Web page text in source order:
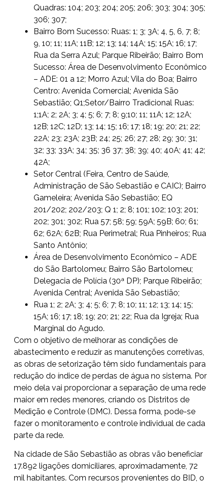
Quadras: 104; 203; 204; 205; 206; 303; 304; 305;
306; 307;
Bairro Bom Sucesso: Ruas: 1; 3; 3A; 4, 5, 6, 7; 8;
9, 10; 11; 11A; 11B; 12; 13; 14; 14A; 15; 15A; 16; 17;
Rua da Serra Azul; Parque Ribeirão; Bairro Bom
Sucesso: Área de Desenvolvimento Econômico
– ADE: 01 a 12; Morro Azul; Vila do Boa; Bairro
Centro: Avenida Comercial; Avenida São
Sebastião; Q1;Setor/Bairro Tradicional Ruas:
1;1A; 2; 2A; 3; 4; 5; 6; 7; 8; 9;10; 11; 11A; 12; 12A;
12B; 12C; 12D; 13; 14; 15; 16; 17; 18; 19; 20; 21; 22;
22A; 23; 23A; 23B; 24; 25; 26; 27; 28; 29; 30; 31;
32; 33; 33A; 34; 35; 36 37; 38; 39; 40; 40A; 41; 42;
42A;
Setor Central (Feira, Centro de Saúde,
Administração de São Sebastião e CAIC); Bairro
Gameleira; Avenida São Sebastião; EQ
201/202; 202/203; Q 1; 2; 8; 101; 102; 103; 201;
202; 301; 302; Rua 57; 58; 59; 59A; 59B; 60; 61;
62; 62A; 62B; Rua Perimetral; Rua Pinheiros; Rua
Santo Antônio;
Área de Desenvolvimento Econômico – ADE
do São Bartolomeu; Bairro São Bartolomeu;
Delegacia de Polícia (30ª DP); Parque Ribeirão;
Avenida Central; Avenida São Sebastião;
Rua 1; 2; 2A; 3; 4; 5; 6; 7; 8; 10; 11; 12; 13; 14; 15;
15A; 16; 17; 18; 19; 20; 21; 22; Rua da Igreja; Rua
Marginal do Agudo.
Com o objetivo de melhorar as condições de
abastecimento e reduzir as manutenções corretivas,
as obras de setorização têm sido fundamentais para
redução do índice de perdas de água no sistema. Por
meio dela vai proporcionar a separação de uma rede
maior em redes menores, criando os Distritos de
Medição e Controle (DMC). Dessa forma, pode-se
fazer o monitoramento e controle individual de cada
parte da rede.
Na cidade de São Sebastião as obras vão beneficiar
17.892 ligações domiciliares, aproximadamente, 72
mil habitantes. Com recursos provenientes do BID, o